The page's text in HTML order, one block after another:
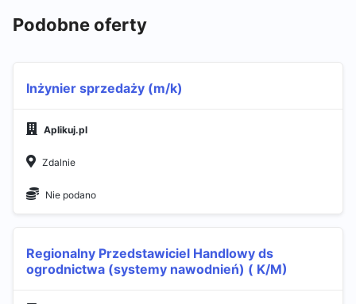
Podobne oferty
Inżynier sprzedaży (m/k)
Aplikuj.pl
Zdalnie
Nie podano
Regionalny Przedstawiciel Handlowy ds
ogrodnictwa (systemy nawodnień) ( K/M)